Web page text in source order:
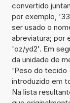
convertido
por exemplo,
ser usado o
abreviatura; por
'oz/yd2'. Em
da unidade de
'Peso do tecido
introduzido em
Na lista